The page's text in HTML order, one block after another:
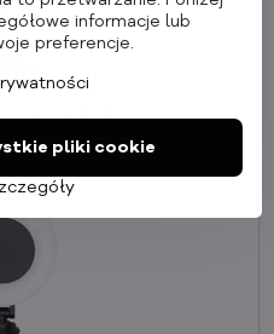
statyw SLS01
informacje lub
preferencje.
pliki cookie